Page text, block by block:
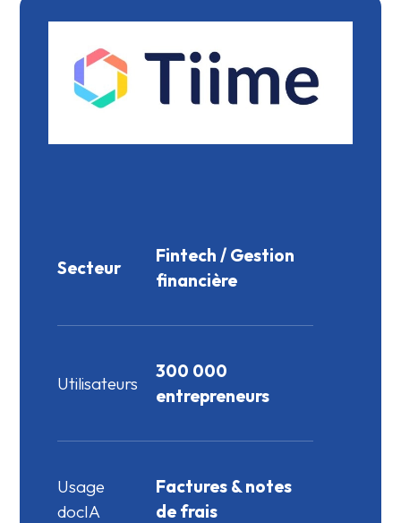
Secteur
Fintech / Gestion
financière
Utilisateurs
300 000
entrepreneurs
Usage
docIA
Factures & notes
de frais